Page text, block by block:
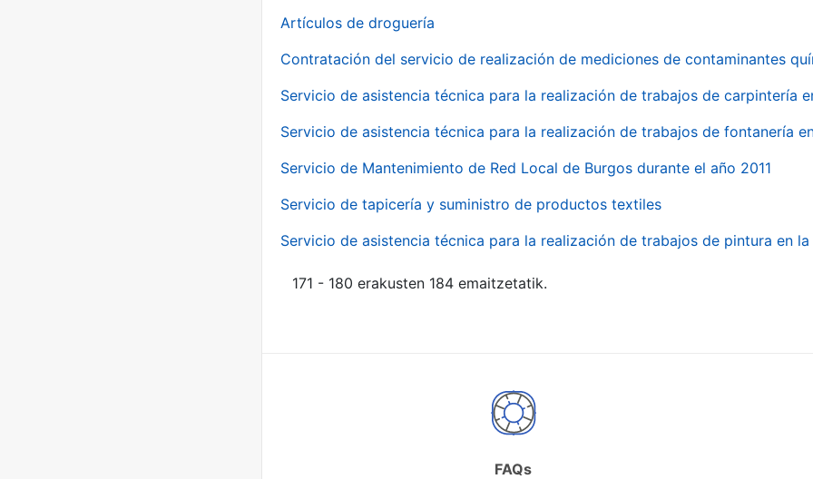
Artículos de droguería
Contratación del servicio de realización de mediciones de contaminantes
Servicio de asistencia técnica para la realización de trabajos de carpintería
Servicio de asistencia técnica para la realización de trabajos de fontanería
Servicio de Mantenimiento de Red Local de Burgos durante el año 2011
Servicio de tapicería y suministro de productos textiles
Servicio de asistencia técnica para la realización de trabajos de pintura en
171 - 180 erakusten 184 emaitzetatik.
FAQs